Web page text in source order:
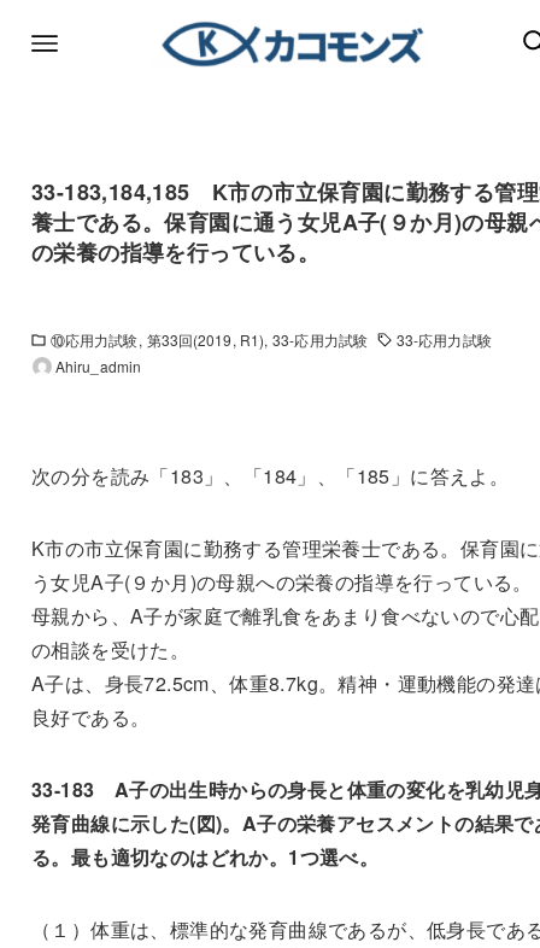
33-183,184,185 K市の市立保育園に勤務する管
養士である。保育園に通う女児A子(９か月)の母親
の栄養の指導を行っている。
⑩応用力試験 第33回(2019, R1) 33-応用力試験
33-応用力試験
Ahiru_admin
次の分を読み「183」、「184」、「185」に答えよ。
K市の市立保育園に勤務する管理栄養士である。保育園
う女児A子(９か月)の母親への栄養の指導を行っている。
母親から、A子が家庭で離乳食をあまり食べないので心
の相談を受けた。
A子は、身長72.5cm、体重8.7kg。精神・運動機能の発
良好である。
33-183 A子の出生時からの身長と体重の変化を乳幼児
発育曲線に示した(図)。A子の栄養アセスメントの結果で
る。最も適切なのはどれか。1つ選べ。
（１）体重は、標準的な発育曲線であるが、低身長であ